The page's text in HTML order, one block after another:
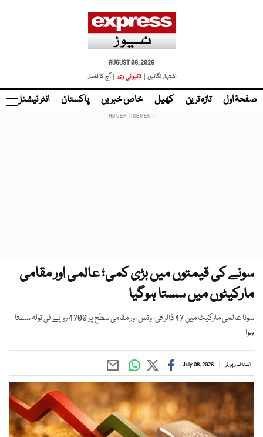
AUGUST 08, 2026
اشتہار لگائیں |
لائیو ٹی وی | آج کا اخبار
صفحۂ اول تازہ ترین کھیل خاص خبریں پاکستان انٹر نیشنل
سونے کی قیمتوں میں بڑی کمی؛ عالمی اور مقامی
مارکیٹوں میں سستا ہوگیا
سونا عالمی مارکیٹ میں 47 ڈالر فی اونس اور مقامی سطح پر 4700 روپے فی تولہ سستا
ہوا
اسٹاف رپورٹر July 08, 2026